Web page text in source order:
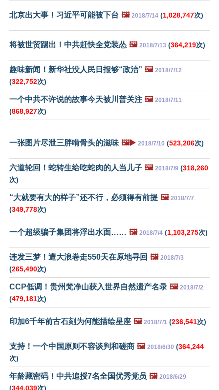
北京出大事！习近平可能被下台 🖼️ 2018/7/14 (1,028,747次)
将被世贸踢出！中共赶快全党装怂 🖼️ 2018/7/13 (364,219次)
趣味新闻！新华社没人民日报够“政治” 🖼️ 2018/7/12
(322,752次)
一个中共不许说的故事今天被川普关注 🖼️ 2018/7/11
(868,927次)
一张图片尽泄三胖啃骨头的滋味 🖼️▶️ 2018/7/10 (523,206次)
六道轮回！蛇转生给吃蛇肉的人当儿子 🖼️ 2018/7/9 (318,260
次)
“大就要有大的样子”还不行，必须得有前提 🖼️ 2018/7/7
(349,778次)
一个超级骗子集团将浮出水面…… 🖼️ 2018/7/4 (1,103,275次)
连发三梦！遭大浪卷走550天在原地寻回 🖼️ 2018/7/3
(265,490次)
CCP低调！贵州梵净山获入世界自然遗产名录 🖼️ 2018/7/2
(479,181次)
印加6千年前古石刻为何能描绘星座 🖼️ 2018/7/1 (236,541次)
支持！一个中国原则不容谈判和磋商 🖼️ 2018/6/30 (364,244
次)
年龄藏密码！中共追授7名全国优秀党员 🖼️ 2018/6/29
(344,039次)